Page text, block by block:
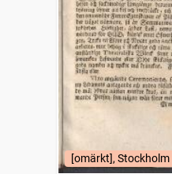
[omärkt], Stockholm